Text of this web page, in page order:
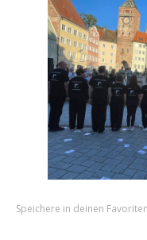
Speichere in deinen